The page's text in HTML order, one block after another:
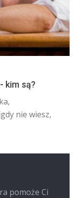
kim są?
nie wiesz,
pomoże Ci